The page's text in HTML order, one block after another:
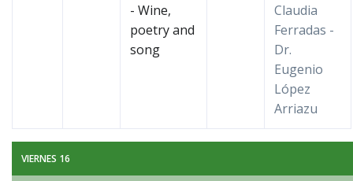
- Wine,
poetry and
song
Claudia
Ferradas -
Dr.
Eugenio
López
Arriazu
VIERNES 16